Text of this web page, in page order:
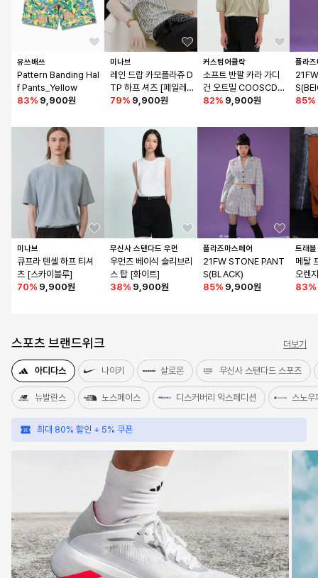
유쓰배쓰
Pattern Banding Hal
f Pants_Yellow
83% 9,900원
미나브
큐프라 텐셀 하프 티셔
츠 [스카이블루]
70% 9,900원
미나브
레인 드랍 카모플라쥬 D
TP 하프 셔츠 [페일레
몬]
79% 9,900원
무신사 스탠다드 우먼
우먼즈 베이식 슬리브리
스 탑 [화이트]
38% 9,900원
커스텀어클락
소프트 반팔 카라 가디
건 오트밀 COOSCD0
09OATMEAL
82% 9,900원
플라즈마스페어
21FW STONE PANT
S(BLACK)
85% 9,900원
플라
85%
트래블
메탈
오렌
83%
스포츠 브랜드위크 더보기
아디다스 나이키 살로몬 무신사 스탠다드 스포츠
뉴발란스 노스페이스 디스커버리 익스페디션 스노우
최대 80% 할인 + 5% 쿠폰